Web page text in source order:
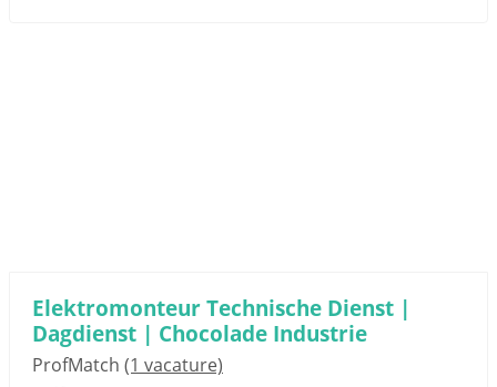
Elektromonteur Technische Dienst |
Dagdienst | Chocolade Industrie
ProfMatch (1 vacature)